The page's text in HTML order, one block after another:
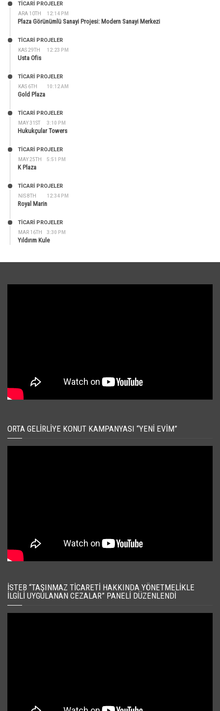
ARA 10TH 12:14 PM
TİCARİ PROJELER
Plaza Görünümlü Sanayi Projesi: Modern Sanayi Merkezi
KAS 29TH 12:23 PM
TİCARİ PROJELER
Usta Ofis
KAS 6TH 10:12 AM
TİCARİ PROJELER
Gold Plaza
MAY 31ST 3:10 PM
TİCARİ PROJELER
Hukukçular Towers
MAY 25TH 5:51 PM
TİCARİ PROJELER
K Plaza
NIS 8TH 12:34 PM
TİCARİ PROJELER
Royal Marin
MAR 16TH 3:30 PM
TİCARİ PROJELER
Yıldırım Kule
ORTA GELIRLIYE KONUT KAMPANYASI “YENI EVIM”
İSTEB “TAŞINMAZ TICARETI HAKKINDA YÖNETMELIKLE
İLGILI UYGULANAN CEZALAR” PANELI DÜZENLENDI